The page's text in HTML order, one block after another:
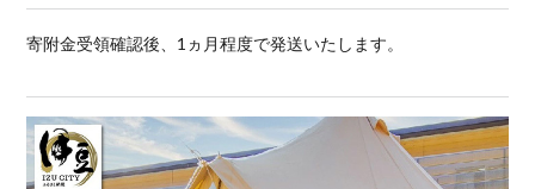
寄附金受領確認後、1ヵ月程度で発送いたします。